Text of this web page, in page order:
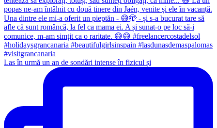
Las în urmă un an de sondări intense în fizicul și